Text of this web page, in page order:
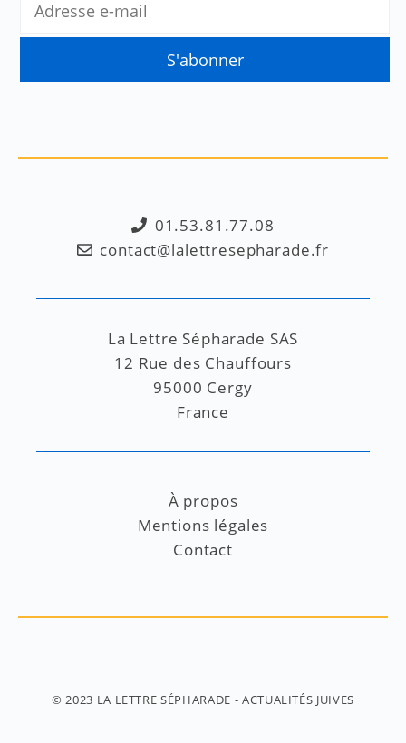
01.53.81.77.08
contact@lalettresepharade.fr
La Lettre Sépharade SAS
12 Rue des Chauffours
95000 Cergy
France
À propos
Mentions légales
Contact
© 2023 LA LETTRE SÉPHARADE - ACTUALITÉS JUIVES